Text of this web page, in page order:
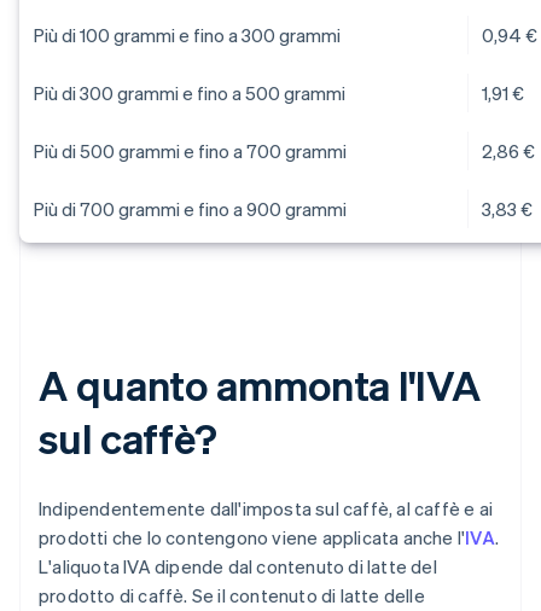
Più di 100 grammi e fino a 300 grammi 0,94 €
Più di 300 grammi e fino a 500 grammi 1,91 €
Più di 500 grammi e fino a 700 grammi 2,86 €
Più di 700 grammi e fino a 900 grammi 3,83 €
A quanto ammonta l'IVA
sul caffè?
Indipendentemente dall'imposta sul caffè, al caffè e ai
prodotti che lo contengono viene applicata anche l'IVA.
L'aliquota IVA dipende dal contenuto di latte del
prodotto di caffè. Se il contenuto di latte delle